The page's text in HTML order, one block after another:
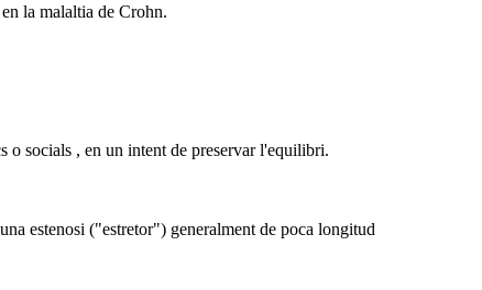
la malaltia de Crohn.
o socials , en un intent de preservar l'equilibri.
estenosi ("estretor") generalment de poca longitud